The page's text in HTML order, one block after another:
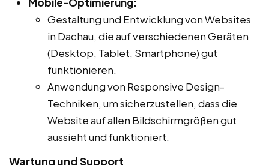
Gestaltung und Entwicklung von Websites
in Dachau, die auf verschiedenen Geräten
(Desktop, Tablet, Smartphone) gut
funktionieren.
Anwendung von Responsive Design-
Techniken, um sicherzustellen, dass die
Website auf allen Bildschirmgrößen gut
aussieht und funktioniert.
Wartung und Support